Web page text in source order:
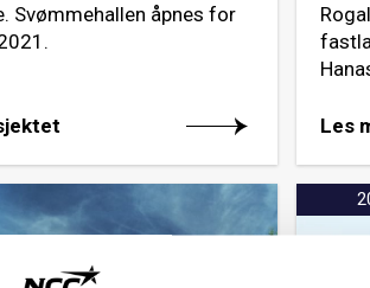
Svømmehallen åpnes for
Les